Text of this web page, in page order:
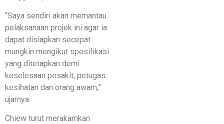
“Saya sendiri akan memantau
pelaksanaan projek ini agar ia
dapat disiapkan secepat
mungkin mengikut spesifikasi
yang ditetapkan demi
keselesaan pesakit, petugas
kesihatan dan orang awam,”
ujarnya.
Chiew turut merakamkan